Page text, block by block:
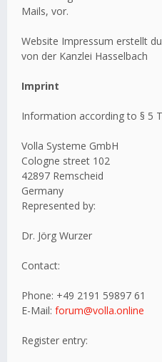
Mails, vor.
Website Impressum erstellt
von der Kanzlei Hasselbach
Imprint
Information according to § 5
Volla Systeme GmbH
Cologne street 102
42897 Remscheid
Germany
Represented by:
Dr. Jörg Wurzer
Contact:
Phone: +49 2191 59897 61
E-Mail: forum@volla.online
Register entry: